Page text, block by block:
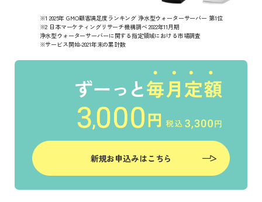
※1 2025年 GMO顧客満足度ランキング 浄水型ウォーターサーバー 第1位
※2 日本マーケティングリサーチ機構調べ 2022年11月期
浄水型ウォーターサーバーに関する指定領域における市場調査
※サービス開始-2021年末の累計数
新規お申込みはこちら